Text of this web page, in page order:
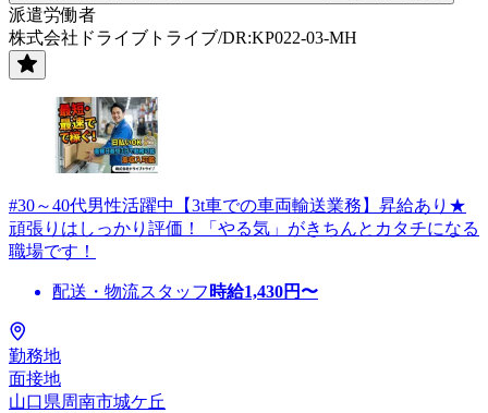
派遣労働者
株式会社ドライブトライブ/DR:KP022-03-MH
#30～40代男性活躍中【3t車での車両輸送業務】昇給あり★
頑張りはしっかり評価！「やる気」がきちんとカタチになる
職場です！
配送・物流スタッフ 時給1,430円〜
勤務地
面接地
山口県周南市城ケ丘